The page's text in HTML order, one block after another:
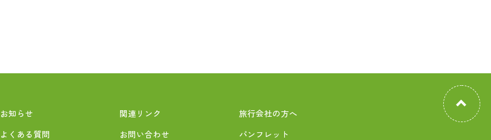
お知らせ
よくある質問
関連リンク
お問い合わせ
旅行会社の方へ
パンフレット